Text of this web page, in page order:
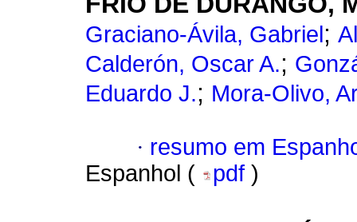
Graciano-Ávila, Gabriel ;
Calderón, Oscar A.;
Eduardo J.; Mora-Olivo,
· resumo em
Espanhol (
pdf )